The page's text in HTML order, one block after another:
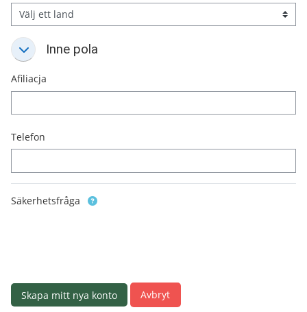
Inne pola
Inne polaInne pola
Afiliacja
Telefon
Säkerhetsfråga